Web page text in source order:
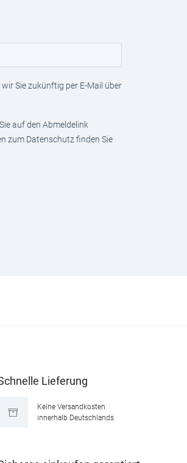
Sie zukünftig per E-Mail über
auf den Abmeldelink
zum Datenschutz finden Sie
Lieferung
Keine Versandkosten
innerhalb Deutschlands